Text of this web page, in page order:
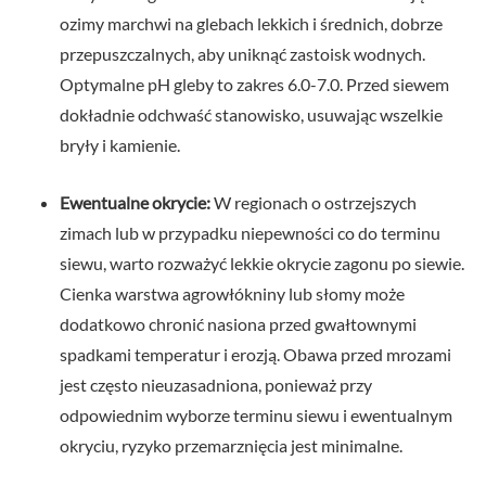
ozimy marchwi na glebach lekkich i średnich, dobrze
przepuszczalnych, aby uniknąć zastoisk wodnych.
Optymalne pH gleby to zakres 6.0-7.0. Przed siewem
dokładnie odchwaść stanowisko, usuwając wszelkie
bryły i kamienie.
Ewentualne okrycie:W regionach o ostrzejszych
zimach lub w przypadku niepewności co do terminu
siewu, warto rozważyć lekkie okrycie zagonu po siewie.
Cienka warstwa agrowłókniny lub słomy może
dodatkowo chronić nasiona przed gwałtownymi
spadkami temperatur i erozją. Obawa przed mrozami
jest często nieuzasadniona, ponieważ przy
odpowiednim wyborze terminu siewu i ewentualnym
okryciu, ryzyko przemarznięcia jest minimalne.